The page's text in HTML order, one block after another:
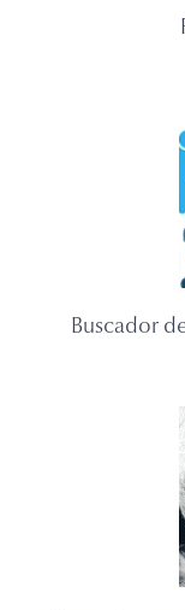
Buscador